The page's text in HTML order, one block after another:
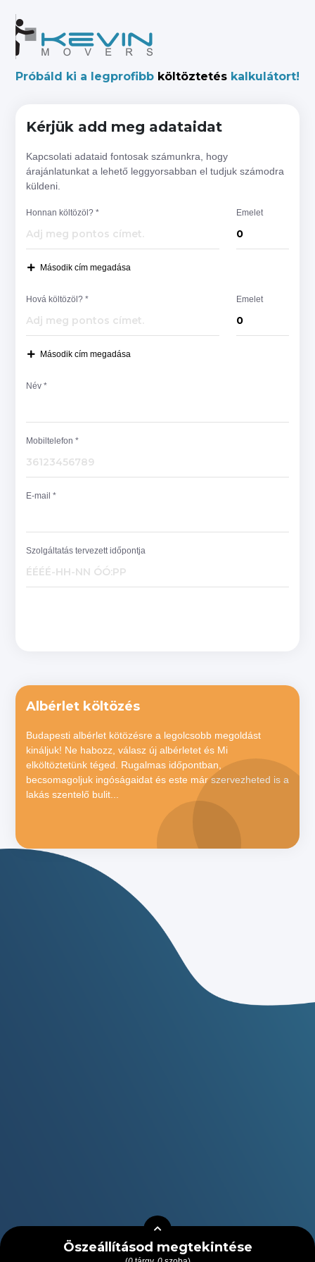
Próbáld ki a legprofibb költöztetés kalkulátort!
Kérjük add meg adataidat
Kapcsolati adataid fontosak számunkra, hogy
árajánlatunkat a lehető leggyorsabban el tudjuk számodra
küldeni.
Honnan költözöl? *
Második cím megadása
Emelet
Hová költözöl? *
Második cím megadása
Emelet
Név *
Mobiltelefon *
E-mail *
Szolgáltatás tervezett időpontja
Albérlet költözés
Budapesti albérlet kötözésre a legolcsobb megoldást
kináljuk! Ne habozz, válasz új albérletet és Mi
elköltöztetünk téged. Rugalmas időpontban,
becsomagoljuk ingóságaidat és este már szervezheted is a
lakás szentelő bulit...
Öszeállításod megtekintése